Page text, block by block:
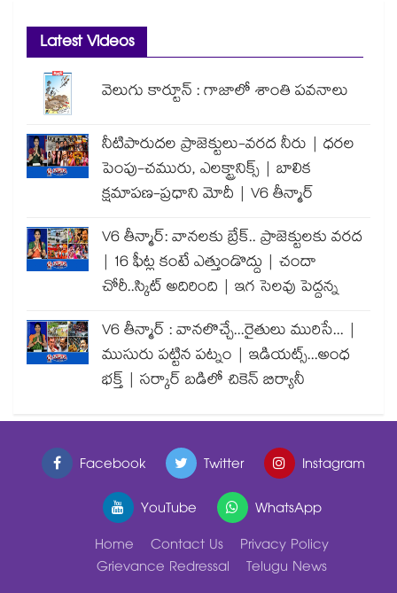
Latest Videos
వెలుగు కార్టూన్ : గాజాలో శాంతి పవనాలు
నీటిపారుదల ప్రాజెక్టులు-వరద నీరు | ధరల
పెంపు-చమురు, ఎలక్ట్రానిక్స్ | బాలిక
క్షమాపణ-ప్రధాని మోదీ | V6 తీన్మార్
V6 తీన్మార్: వానలకు బ్రేక్.. ప్రాజెక్టులకు వరద
| 16 ఫీట్ల కంటే ఎత్తుండొద్దు | చందా
చోరీ..స్కిట్ అదిరింది | ఇగ సెలవు పెద్దన్న
V6 తీన్మార్ : వానలొచ్చే...రైతులు మురిసే... |
ముసురు పట్టిన పట్నం | ఇడియట్స్...అంధ
భక్త్ | సర్కార్ బడిలో చికెన్ బిర్యానీ
Facebook Twitter
Instagram
YouTube
WhatsApp
Home
Contact Us
Privacy Policy
Grievance Redressal
Telugu News